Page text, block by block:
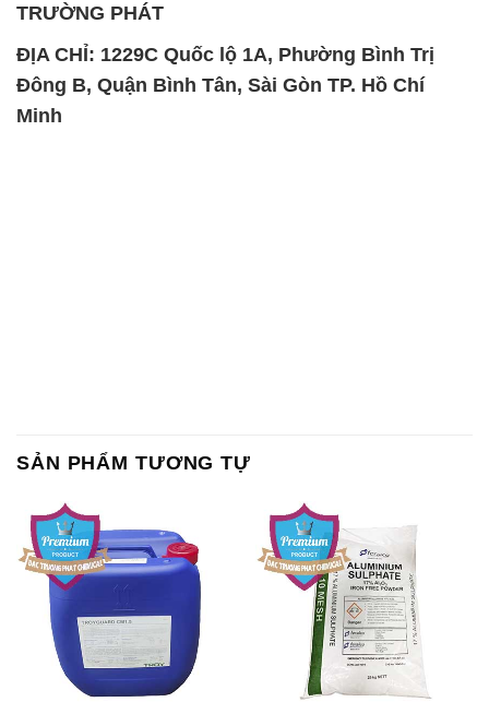
Chất Bảo Quản CMIT Thái
Lan Thailand
Phèn Nhôm – Al2(SO4)3 17%
Ấn Độ India